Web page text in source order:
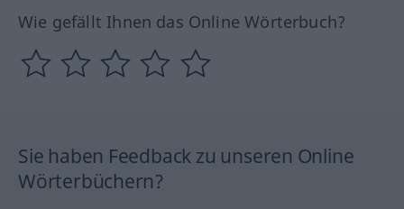
Wie gefällt Ihnen das Online Wörterbuch?
Sie haben Feedback zu unseren Online
Wörterbüchern?